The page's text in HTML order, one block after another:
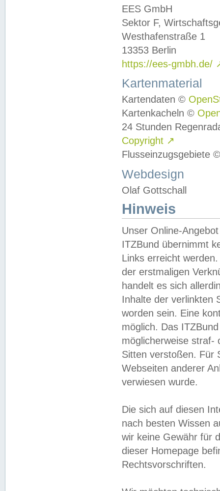
EES GmbH
Sektor F,
Westhafenstraße 1
13353 Berlin
https://ees-gmbh.de/
Kartenmaterial
Kartendaten ©
Kartenkacheln ©
24 Stunden
Copyright ↗
Flusseinzugsgebiete
Webdesign
Olaf Gottschall
Hinweis
Unser Online-
ITZBund übernimmt
Links erreicht
der erstmaligen
handelt es sich
Inhalte der verlinkten
worden sein. Eine
möglich. Das
möglicherweise straf-
Sitten verstoßen. Für
Webseiten anderer
verwiesen wurde.
Die sich auf diesen
nach besten Wissen
wir keine Gewähr für
dieser Homepage
Rechtsvorschriften.